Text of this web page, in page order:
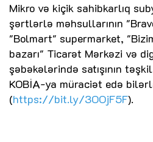
Mikro və kiçik sahibkarlıq
şərtlərlə məhsullarının
"Bolmart" supermarket,
bazarı" Ticarət Mərkəzi və
şəbəkələrində satışının
KOBİA-ya müraciət edə
(https://bit.ly/3OOjF5F).